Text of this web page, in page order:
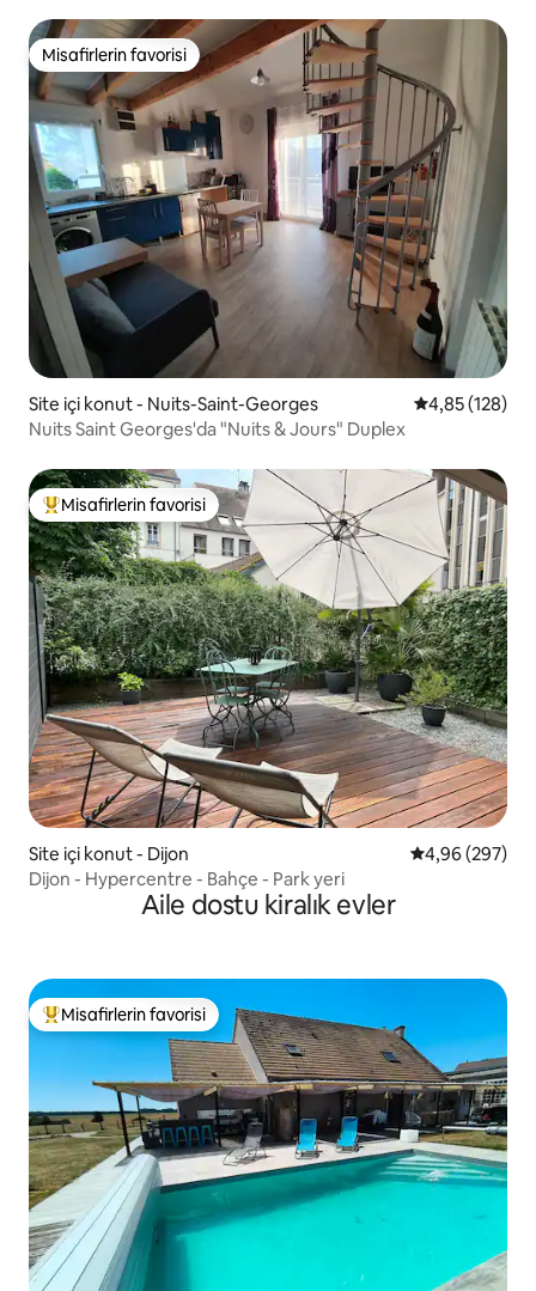
Misafirlerin favorisi
Misafirlerin favorisi
Site içi konut - Nuits-Saint-Georges 5 üzerinden
4,85 (128)
Nuits Saint Georges'da "Nuits & Jours" Duplex
Misafirlerin favorilerinden en beğenilenler arasında
Misafirlerin favorisi
Site içi konut - Dijon 5 üzerinden
4,96 (297)
Dijon - Hypercentre - Bahçe - Park yeri
Aile dostu kiralık evler
Misafirlerin favorilerinden en beğenilenler arasında
Misafirlerin favorisi